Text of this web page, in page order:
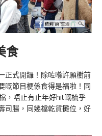
食
正式開鑼！除咗喺許願樹前
嘅節目梗係食得是福啦！同
，唔止有止年好hit嘅梳乎
司腸，同幾檔乾貨攤位，好